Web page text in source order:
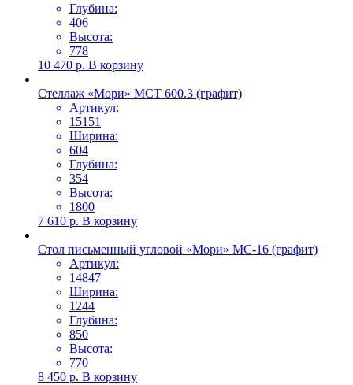
Глубина:
406
Высота:
778
10 470 р. В корзину
Стеллаж «Мори» МСТ 600.3 (графит)
Артикул:
15151
Ширина:
604
Глубина:
354
Высота:
1800
7 610 р. В корзину
Стол письменный угловой «Мори» МС-16 (графит)
Артикул:
14847
Ширина:
1244
Глубина:
850
Высота:
770
8 450 р. В корзину